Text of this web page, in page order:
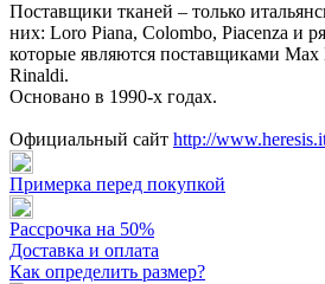
Поставщики тканей – только
них: Loro Piana, Colombo, Piacenza и
которые являются поставщиками Max
Rinaldi.
Основано в 1990-х годах.
Официальный сайт http://
Примерка перед покупкой
Рассрочка на 50%
Доставка и оплата
Как определить размер?